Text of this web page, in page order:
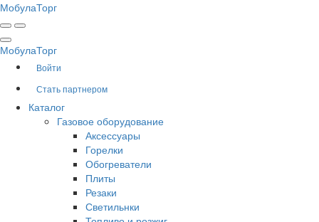
МобулаТорг
МобулаТорг
Войти
Стать партнером
Каталог
Газовое оборудование
Аксессуары
Горелки
Обогреватели
Плиты
Резаки
Светильнки